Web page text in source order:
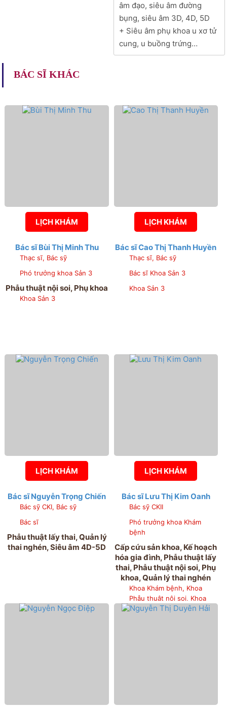
âm đạo, siêu âm đường
bụng, siêu âm 3D, 4D, 5D
+ Siêu âm phụ khoa u xơ tử
cung, u buồng trứng…
BÁC SĨ KHÁC
LỊCH KHÁM
Bác sĩ Bùi Thị Minh Thu
Thạc sĩ, Bác sỹ
Phó trưởng khoa Sản 3
Phẫu thuật nội soi, Phụ khoa
Khoa Sản 3
LỊCH KHÁM
Bác sĩ Cao Thị Thanh Huyền
Thạc sĩ, Bác sỹ
Bác sĩ Khoa Sản 3
Khoa Sản 3
LỊCH KHÁM
Bác sĩ Nguyễn Trọng Chiến
Bác sỹ CKI, Bác sỹ
Bác sĩ
Phẫu thuật lấy thai, Quản lý
thai nghén, Siêu âm 4D-5D
LỊCH KHÁM
Bác sĩ Lưu Thị Kim Oanh
Bác sỹ CKII
Phó trưởng khoa Khám
bệnh
Cấp cứu sản khoa, Kế hoạch
hóa gia đình, Phẫu thuật lấy
thai, Phẫu thuật nội soi, Phụ
khoa, Quản lý thai nghén
Khoa Khám bệnh, Khoa
Phẫu thuật nội soi, Khoa
Phụ 1, Khoa Sản 3